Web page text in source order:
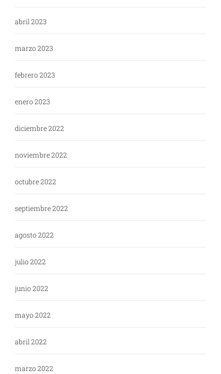
abril 2023
marzo 2023
febrero 2023
enero 2023
diciembre 2022
noviembre 2022
octubre 2022
septiembre 2022
agosto 2022
julio 2022
junio 2022
mayo 2022
abril 2022
marzo 2022